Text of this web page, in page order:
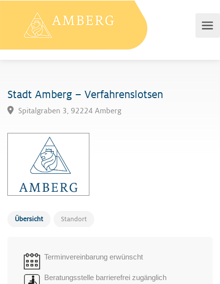
Stadt Amberg – Verfahrenslotsen
Spitalgraben 3, 92224 Amberg
Übersicht Standort
Terminvereinbarung erwünscht
Beratungsstelle barrierefrei zugänglich